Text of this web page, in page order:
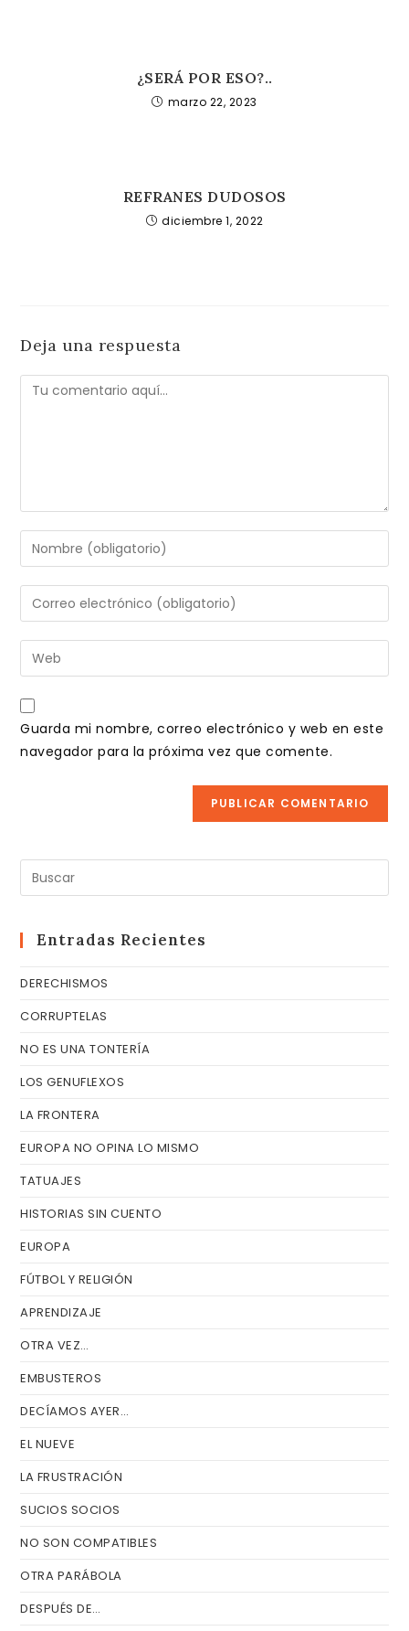
¿SERÁ POR ESO?..
marzo 22, 2023
REFRANES DUDOSOS
diciembre 1, 2022
Deja una respuesta
Comentario
Introduce
tu
nombre
de
usuario
para
comentar
Introduce
tu
dirección
de
electrónico
para
comentar
Introduce
la
URL
de
Guarda mi nombre, correo electrónico y web en este
navegador para la próxima vez que comente.
Entradas Recientes
DERECHISMOS
CORRUPTELAS
NO ES UNA TONTERÍA
LOS GENUFLEXOS
LA FRONTERA
EUROPA NO OPINA LO MISMO
TATUAJES
HISTORIAS SIN CUENTO
EUROPA
FÚTBOL Y RELIGIÓN
APRENDIZAJE
OTRA VEZ…
EMBUSTEROS
DECÍAMOS AYER…
EL NUEVE
LA FRUSTRACIÓN
SUCIOS SOCIOS
NO SON COMPATIBLES
OTRA PARÁBOLA
DESPUÉS DE…